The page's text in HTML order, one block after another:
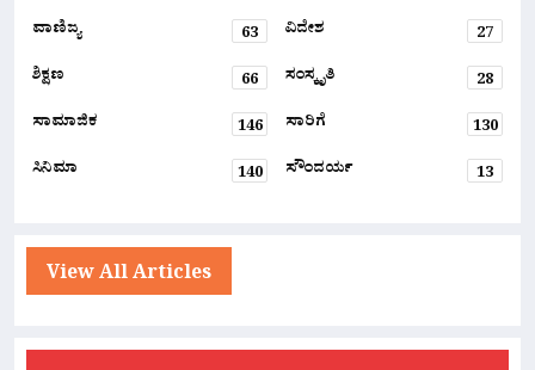
ವಾಣಿಜ್ಯ
63 ವಿದೇಶ
27
ಶಿಕ್ಷಣ
66 ಸಂಸ್ಕೃತಿ
28
ಸಾಮಾಜಿಕ
146 ಸಾರಿಗೆ
130
ಸಿನಿಮಾ
140 ಸೌಂದರ್ಯ 13
View All Articles